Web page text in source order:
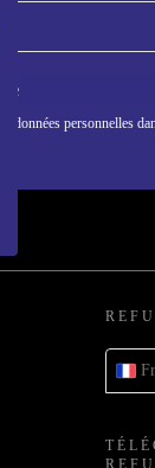
données personnelles